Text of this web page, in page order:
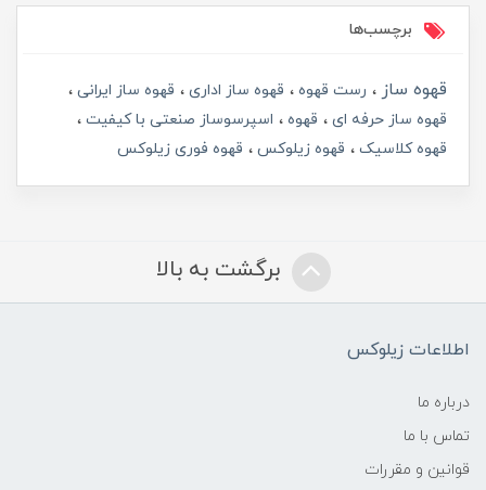
برچسب‌ها
قهوه ساز رست قهوه قهوه ساز اداری
قهوه ساز ایرانی
قهوه ساز حرفه ای
قهوه
اسپرسوساز صنعتی با کیفیت
قهوه کلاسیک
قهوه زیلوکس قهوه فوری زیلوکس
برگشت به بالا
اطلاعات زیلوکس
درباره ما
تماس با ما
قوانین و مقررات